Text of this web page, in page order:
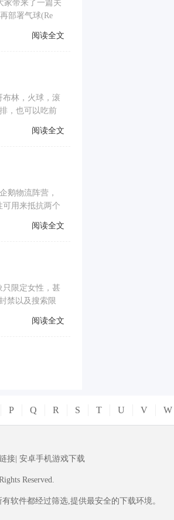
家带来了一篇关
部署气球(Re
阅读全文
布林，火球，滚
，也可以吃前
阅读全文
鹅物流阵营，
用来抵抗两个
阅读全文
限定女性，甚
禁以及搜索限
阅读全文
P Q R S T U V W
接 安卓手机游戏下载
Reserved.
软件都经过筛选,提供最安全的下载环境。